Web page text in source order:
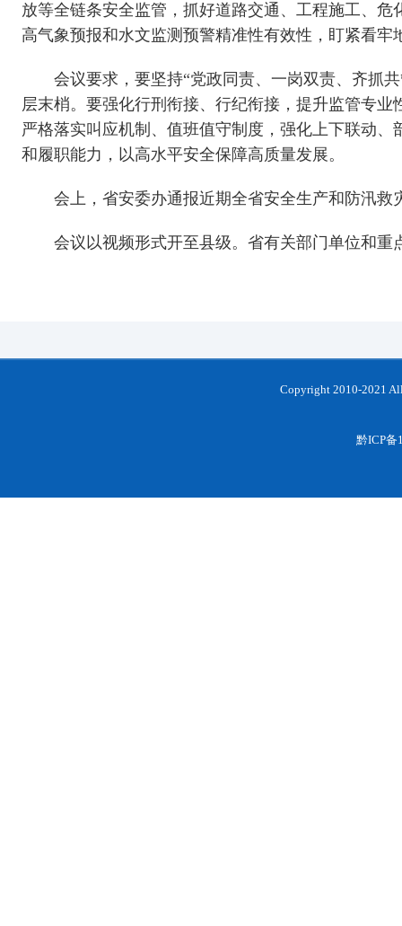
放等全链条安全监管，抓好道路交通、工程施工、
高气象预报和水文监测预警精准性有效性，盯紧看
会议要求，要坚持“党政同责、一岗双责、齐抓
层末梢。要强化行刑衔接、行纪衔接，提升监管专
严格落实叫应机制、值班值守制度，强化上下联动
和履职能力，以高水平安全保障高质量发展。
会上，省安委办通报近期全省安全生产和防汛
会议以视频形式开至县级。省有关部门单位和
Copyright 2010-2021
黔ICP备